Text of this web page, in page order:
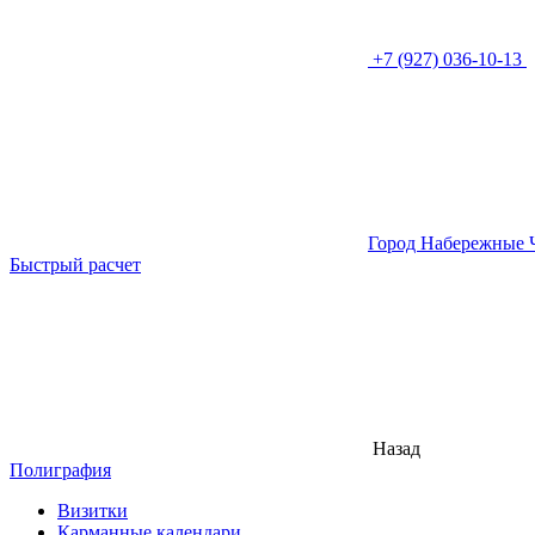
+7 (927) 036-10-13
Город Набережные
Быстрый расчет
Назад
Полиграфия
Визитки